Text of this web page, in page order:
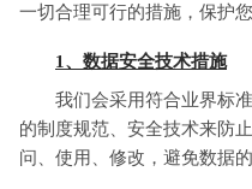
一切合理可行的措施，保护
1、数据安全技术措施
我们会采用符合业界标
的制度规范、安全技术来防
问、使用、修改，避免数据